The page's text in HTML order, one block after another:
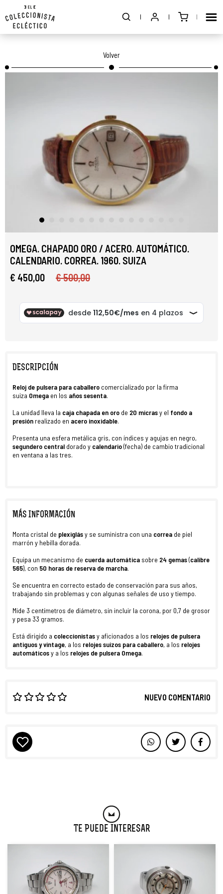
Volver
OMEGA. CHAPADO ORO / ACERO. AUTOMÁTICO.
CALENDARIO. CORREA. 1960. SUIZA
€ 450,00
€ 500,00
DESCRIPCIÓN
Reloj de pulsera para caballero comercializado por la firma
suiza Omega en los años sesenta.
La unidad lleva la caja chapada en oro de 20 micrasy el fondo a
presión realizado en acero inoxidable.
Presenta una esfera metálica gris, con índices y agujas en negro,
segundero central dorado y calendario(fecha) de cambio tradicional
en ventana a las tres.
MÁS INFORMACIÓN
Monta cristal de plexiglásy se suministra con una correa de piel
marrón y hebilla dorada.
Equipa un mecanismo de cuerda automática sobre 24 gemas(calibre
565), con 50 horas de reserva de marcha.
Se encuentra en correcto estado de conservación para sus años,
trabajando sin problemas y con algunas señales de uso y tiempo.
Mide 3 centímetros de diámetro, sin incluir la corona, por 0,7 de grosor
y pesa 33 gramos.
Está dirigido a coleccionistasy aficionados a los relojes de pulsera
antiguos y vintage, a los relojes suizos para caballero, a los relojes
automáticosy a los relojes de pulsera Omega.
NUEVO COMENTARIO
Te Puede Interesar